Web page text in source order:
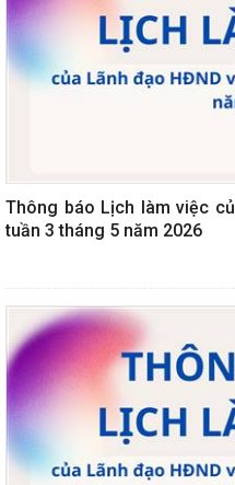
Thông báo Lịch làm việc
tuần 3 tháng 5 năm 2026